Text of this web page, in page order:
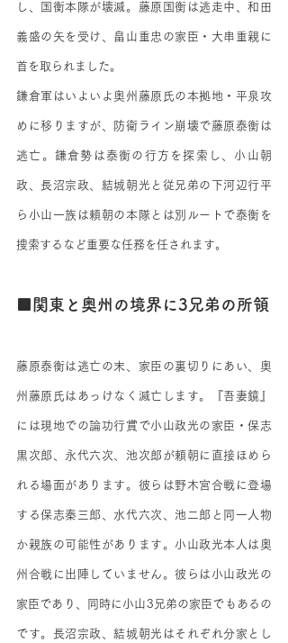
し、国衡本隊が壊滅。藤原国衡は逃走中、和田
義盛の矢を受け、畠山重忠の家臣・大串重親に
首を取られました。
鎌倉軍はいよいよ奥州藤原氏の本拠地・平泉攻
めに移りますが、防衛ライン崩壊で藤原泰衡は
逃亡。鎌倉勢は泰衡の行方を探索し、小山朝
政、長沼宗政、結城朝光と従兄弟の下河辺行平
ら小山一族は頼朝の本隊とは別ルートで泰衡を
捜索するなど重要な任務を任されます。
■関東と奥州の境界に3兄弟の所領
藤原泰衡は逃亡の末、家臣の裏切りにあい、奥
州藤原氏はあっけなく滅亡します。『吾妻鏡』
には現地での論功行賞で小山政光の家臣・保志
黒次郎、永代六次、池次郎が頼朝に直接ほめら
れる場面があります。彼らは野木宮合戦に登場
する保志秦三郎、水代六次、池二郎と同一人物
か親族の可能性があります。小山政光本人は奥
州合戦に出陣していません。彼らは小山政光の
家臣であり、同時に小山3兄弟の家臣でもあるの
です。長沼宗政、結城朝光はそれぞれ分家とし